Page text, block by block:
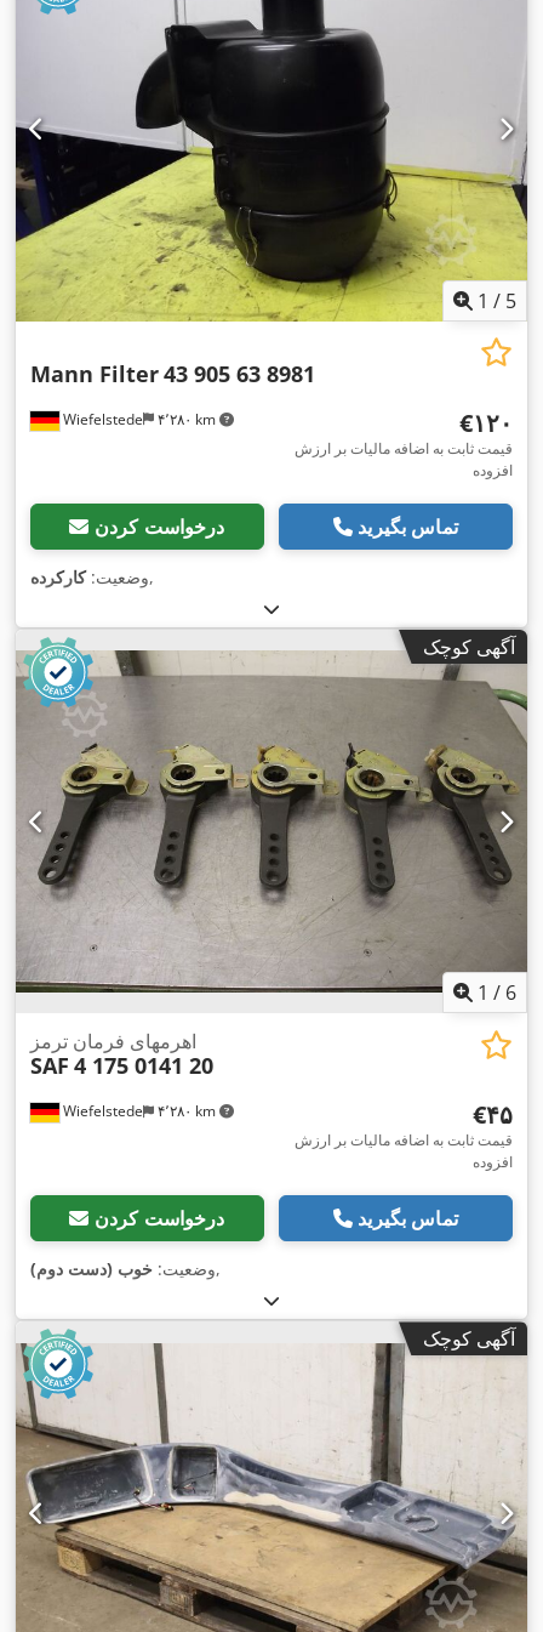
1 / 5
Wiefelstede ۴٬۲۸۰ km
Mann Filter43 905 63 8981
‎€۱۲۰
قیمت ثابت به اضافه مالیات بر ارزش
افزوده
درخواست کردن تماس بگیرید
وضعیت:کارکرده ,
آگهی کوچک
1 / 6
Wiefelstede ۴٬۲۸۰ km
اهرمهای فرمان ترمز
SAF 4 175 0141 20
‎€۴۵
قیمت ثابت به اضافه مالیات بر ارزش
افزوده
درخواست کردن تماس بگیرید
وضعیت: خوب (دست دوم) ,
آگهی کوچک